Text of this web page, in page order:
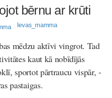
bērnu ar krūti
Ievas_mamma
mēdzu aktīvi vingrot. Tad
kaut kā nobīdījās
sportot pārtraucu vispār, -
pastaigas.